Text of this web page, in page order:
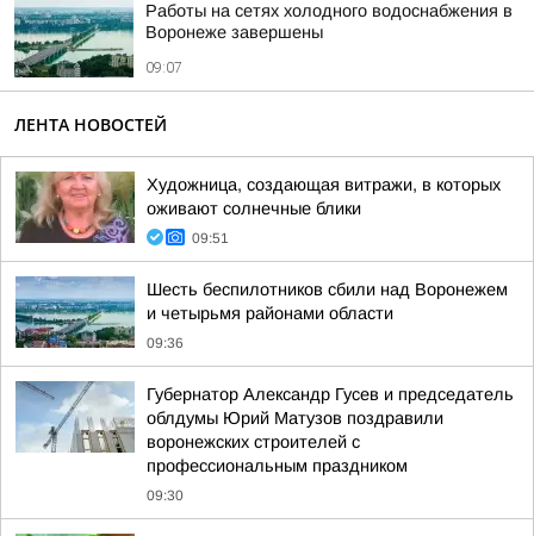
Работы на сетях холодного водоснабжения в
Воронеже завершены
09:07
ЛЕНТА НОВОСТЕЙ
Художница, создающая витражи, в которых
оживают солнечные блики
09:51
Шесть беспилотников сбили над Воронежем
и четырьмя районами области
09:36
Губернатор Александр Гусев и председатель
облдумы Юрий Матузов поздравили
воронежских строителей с
профессиональным праздником
09:30